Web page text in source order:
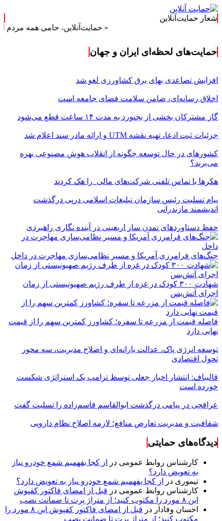
شعار حمایت‌آنلاین
« حمایت‌آنلاین، حامی همه مردم ایران »
حمایت‌های لحظه‌ای ایران و جهان
افزایش تصاعدی بهای برق کشاورزی لغو شد
اخلاق رسانه‌ای، ضامن سلامت فضای جامعه است
گاز مشترکان بخشی از بجنورد به مدت ۱۴ ساعت قطع می‌شود
جزئیات ثبت ادعا، تهیه نقشه UTM و ارائه مادر سند اعلام شد
کشورهای در حال توسعه چگونه از انقلاب هوش مصنوعی بهره
می‌برند؟
هکرها با تماس تلفنی شرکت‌های مالی را هک کردند
پیام تسلیت رئیس سازمان تبلیغات اسلامی درپی درگذشت
اندیشمند مازندرانی
حفظ دستاوردهای تمدن ساز اربعینی در آینده نگاری راهبردی
جنگ‌های فرامرزی آمریکا و مسیر نظامی‌سازی مهاجرت در داخل
شهادت ۳۰۰ کودک در غزه از طرف رژیم صهیونیستی از زمان
اجرای آتش‌بس
فاصله قیمت از مزرعه تا سفره؛ کشاورز کمترین سهم را از قیمت
نهایی دارد
توسعه انرژی پاک، عدالت یارانه‌ای و اصلاح مدیریت، سه محور
تحول اقتصادی
قالیباف: انتشار اخبار جعلی توسط ترامپ یک استراتژی شکست
خورده است
عراقچی در پیامی درگذشت ابوالقاسم قاسم‌زاده را تسلیت گفت
شفافیت و مدیریت تعارض منافع؛ لازمه اصلاح نظام دارویی
دیدگاه‌های حمایتی
کارشناس روابط عمومی در
از کجا بفهمیم شمع خودرو نیاز
به تعویض دارد؟
تیموری در
از کجا بفهمیم شمع خودرو نیاز به تعویض دارد؟
کارشناس روابط عمومی در قبل از امضای فاکتور کفپوش
این ۸ مورد را مکتوب کنید؛ از متراژ پرت تا ضمانت نصب
احسان وفادار در
قبل از امضای فاکتور کفپوش این ۸ مورد را
مکتوب کنید؛ از متراژ پرت تا ضمانت نصب